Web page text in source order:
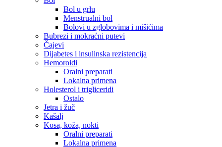
Bol u grlu
Menstrualni bol
Bolovi u zglobovima i mišićima
Bubrezi i mokraćni putevi
Čajevi
Dijabetes i insulinska rezistencija
Hemoroidi
Oralni preparati
Lokalna primena
Holesterol i trigliceridi
Ostalo
Jetra i žuč
Kašalj
Kosa, koža, nokti
Oralni preparati
Lokalna primena